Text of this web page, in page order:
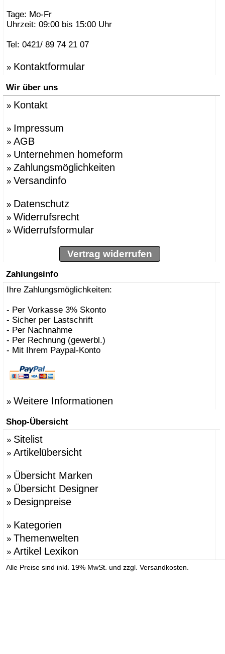
Tage: Mo-Fr
Uhrzeit: 09:00 bis 15:00 Uhr
Tel: 0421/ 89 74 21 07
» Kontaktformular
Wir über uns
» Kontakt
» Impressum
» AGB
» Unternehmen homeform
» Zahlungsmöglichkeiten
» Versandinfo
» Datenschutz
» Widerrufsrecht
» Widerrufsformular
Vertrag widerrufen
Zahlungsinfo
Ihre Zahlungsmöglichkeiten:
- Per Vorkasse 3% Skonto
- Sicher per Lastschrift
- Per Nachnahme
- Per Rechnung (gewerbl.)
- Mit Ihrem Paypal-Konto
» Weitere Informationen
Shop-Übersicht
» Sitelist
» Artikelübersicht
» Übersicht Marken
» Übersicht Designer
» Designpreise
» Kategorien
» Themenwelten
» Artikel Lexikon
Alle Preise sind inkl. 19% MwSt. und zzgl. Versandkosten.